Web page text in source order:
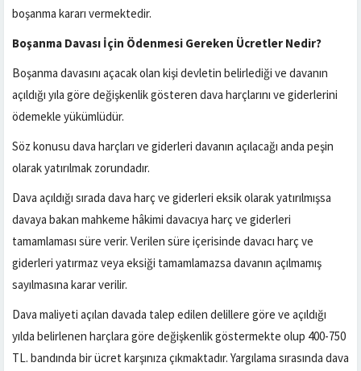
boşanma kararı vermektedir.
Boşanma Davası İçin Ödenmesi Gereken Ücretler Nedir?
Boşanma davasını açacak olan kişi devletin belirlediği ve davanın
açıldığı yıla göre değişkenlik gösteren dava harçlarını ve giderlerini
ödemekle yükümlüdür.
Söz konusu dava harçları ve giderleri davanın açılacağı anda peşin
olarak yatırılmak zorundadır.
Dava açıldığı sırada dava harç ve giderleri eksik olarak yatırılmışsa
davaya bakan mahkeme hâkimi davacıya harç ve giderleri
tamamlaması süre verir. Verilen süre içerisinde davacı harç ve
giderleri yatırmaz veya eksiği tamamlamazsa davanın açılmamış
sayılmasına karar verilir.
Dava maliyeti açılan davada talep edilen delillere göre ve açıldığı
yılda belirlenen harçlara göre değişkenlik göstermekte olup 400-750
TL. bandında bir ücret karşınıza çıkmaktadır. Yargılama sırasında dava